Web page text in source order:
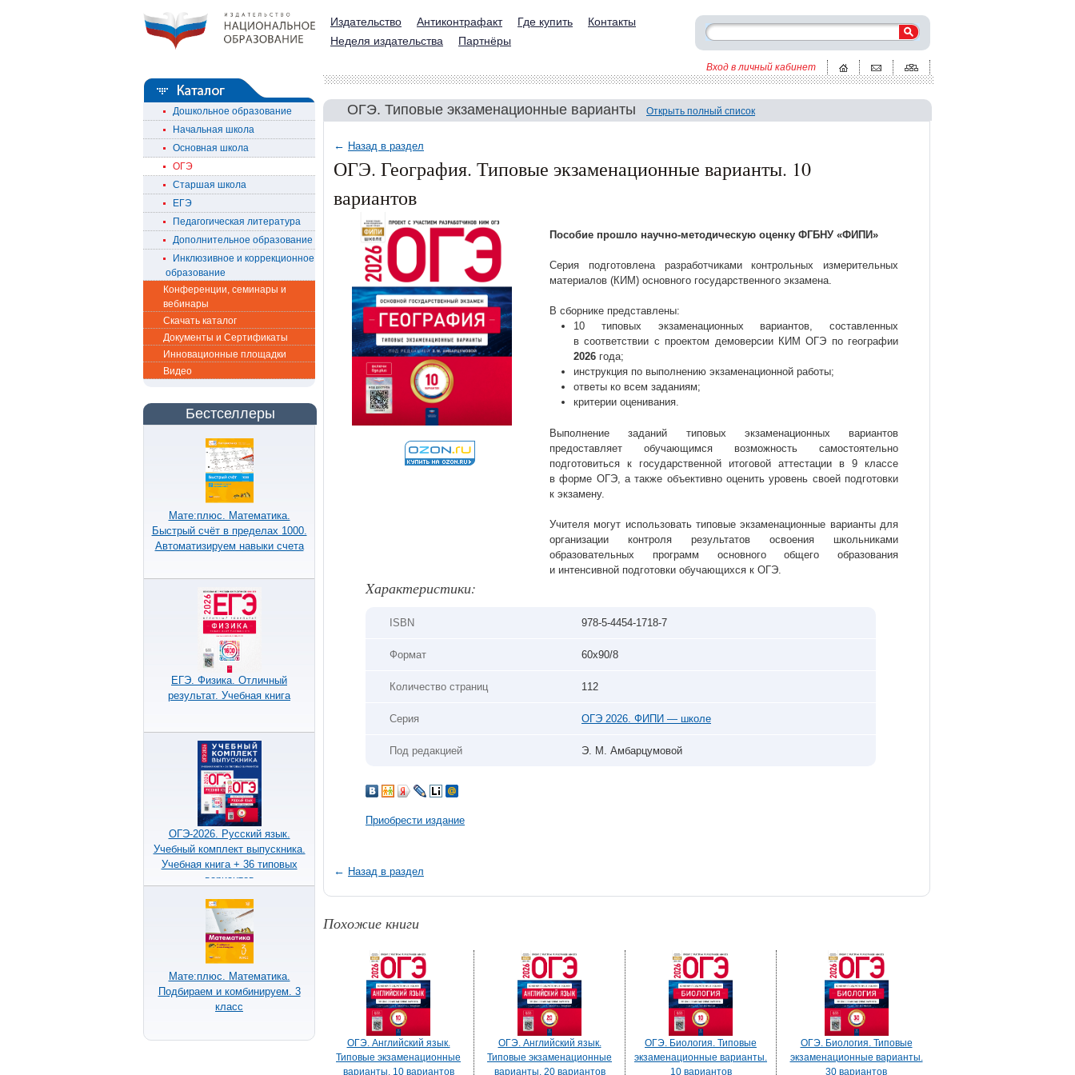
Издательство Антиконтрафакт Где купить
Контакты
Неделя издательства
Партнёры
Вход в личный кабинет
Дошкольное образование
Начальная школа
Основная школа
ОГЭ
Старшая школа
ЕГЭ
Педагогическая литература
Дополнительное образование
Инклюзивное и коррекционное
образование
Конференции, семинары и
вебинары
Скачать каталог
Документы и Сертификаты
Инновационные площадки
Видео
Бестселлеры
Мате:плюс. Математика.
Быстрый счёт в пределах 1000.
Автоматизируем навыки счета
ЕГЭ. Физика. Отличный
результат. Учебная книга
ОГЭ-2026. Русский язык.
Учебный комплект выпускника.
Учебная книга + 36 типовых
вариантов
Мате:плюс. Математика.
Подбираем и комбинируем. 3
класс
ОГЭ. Типовые экзаменационные варианты Открыть полный список
← Назад в раздел
ОГЭ. География. Типовые экзаменационные варианты. 10
вариантов
Пособие прошло научно-методическую оценку ФГБНУ «ФИПИ»
Серия подготовлена разработчиками контрольных измерительных
материалов (КИМ) основного государственного экзамена.
В сборнике представлены:
10 типовых экзаменационных вариантов, составленных
в соответствии с проектом демоверсии КИМ ОГЭ по географии
2026 года;
инструкция по выполнению экзаменационной работы;
ответы ко всем заданиям;
критерии оценивания.
Выполнение заданий типовых экзаменационных вариантов
предоставляет обучающимся возможность самостоятельно
подготовиться к государственной итоговой аттестации в 9 классе
в форме ОГЭ, а также объективно оценить уровень своей подготовки
к экзамену.
Учителя могут использовать типовые экзаменационные варианты для
организации контроля результатов освоения школьниками
образовательных программ основного общего образования
и интенсивной подготовки обучающихся к ОГЭ.
Xарактеристики:
ISBN 978-5-4454-1718-7
Формат 60х90/8
Количество страниц 112
Серия ОГЭ 2026. ФИПИ — школе
Под редакцией Э. М. Амбарцумовой
Приобрести издание
← Назад в раздел
Похожие книги
ОГЭ. Английский язык.
Типовые экзаменационные
варианты. 10 вариантов
ОГЭ. Английский язык.
Типовые экзаменационные
варианты. 20 вариантов
ОГЭ. Биология. Типовые
экзаменационные варианты.
10 вариантов
ОГЭ. Биология. Типовые
экзаменационные варианты.
30 вариантов